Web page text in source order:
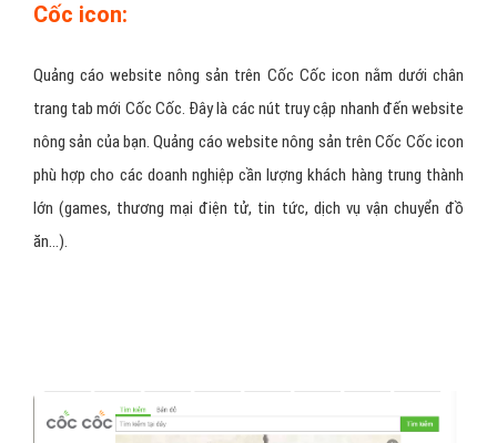
Cốc icon:
Quảng cáo website nông sản trên Cốc Cốc icon nằm dưới chân
trang tab mới Cốc Cốc. Đây là các nút truy cập nhanh đến website
nông sản của bạn. Quảng cáo website nông sản trên Cốc Cốc icon
phù hợp cho các doanh nghiệp cần lượng khách hàng trung thành
lớn (games, thương mại điện tử, tin tức, dịch vụ vận chuyển đồ
ăn…).